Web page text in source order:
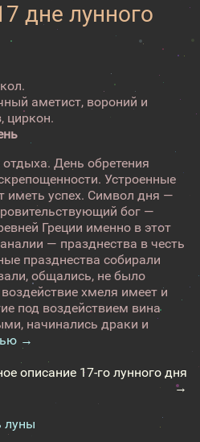
дне лунного
аметист, вороний и
циркон.
День обретения
Устроенные
иметь успех. Символ дня —
бог —
Греции именно в этот
— празднества в честь
празднества собирали
общались, не было
хмеля имеет и
под воздействием вина
начинались драки и
→
описание 17-го лунного дня
→
луны